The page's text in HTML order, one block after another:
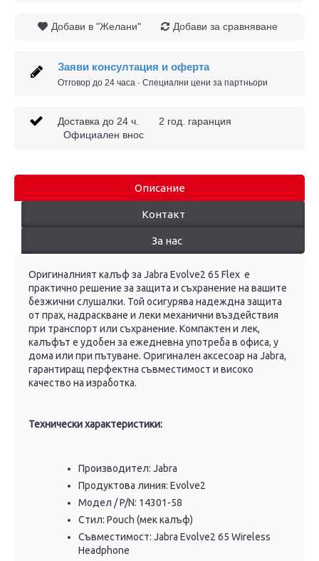
Добави в "Желани" Добави за сравняване
Заяви консултация и оферта
Отговор до 24 часа · Специални цени за партньори
Доставка до 24 ч. 2 год. гаранция
Официален внос
Описание
Контакт
За нас
Оригиналният калъф за Jabra Evolve2 65 Flex е
практично решение за защита и съхранение на вашите
безжични слушалки. Той осигурява надеждна защита
от прах, надраскване и леки механични въздействия
при транспорт или съхранение. Компактен и лек,
калъфът е удобен за ежедневна употреба в офиса, у
дома или при пътуване. Оригинален аксесоар на Jabra,
гарантиращ перфектна съвместимост и високо
качество на изработка.
Технически характеристики:
Производител: Jabra
Продуктова линия: Evolve2
Модел / P/N: 14301-58
Стил: Pouch (мек калъф)
Съвместимост: Jabra Evolve2 65 Wireless
Headphone